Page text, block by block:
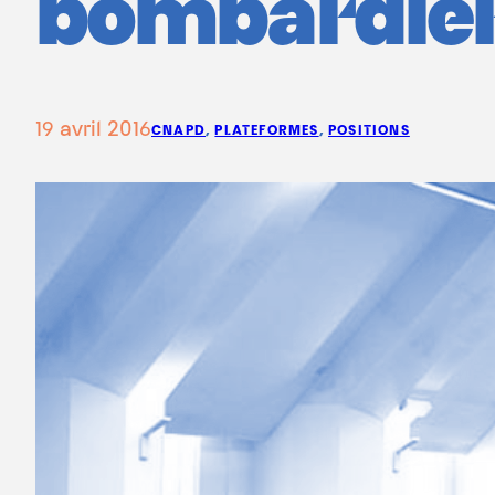
19 avril 2016CNAPD, PLATEFORMES, POSITIONS